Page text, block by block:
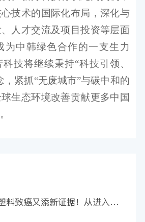
技术的国际化布局，深化与
人才交流及项目投资等层面
为中韩绿色合作的一支生力
技将继续秉持“科技引领、
，紧抓“无废城市”与碳中和的
生态环境改善贡献更多中国
料致癌又添新证据！从进入身
步